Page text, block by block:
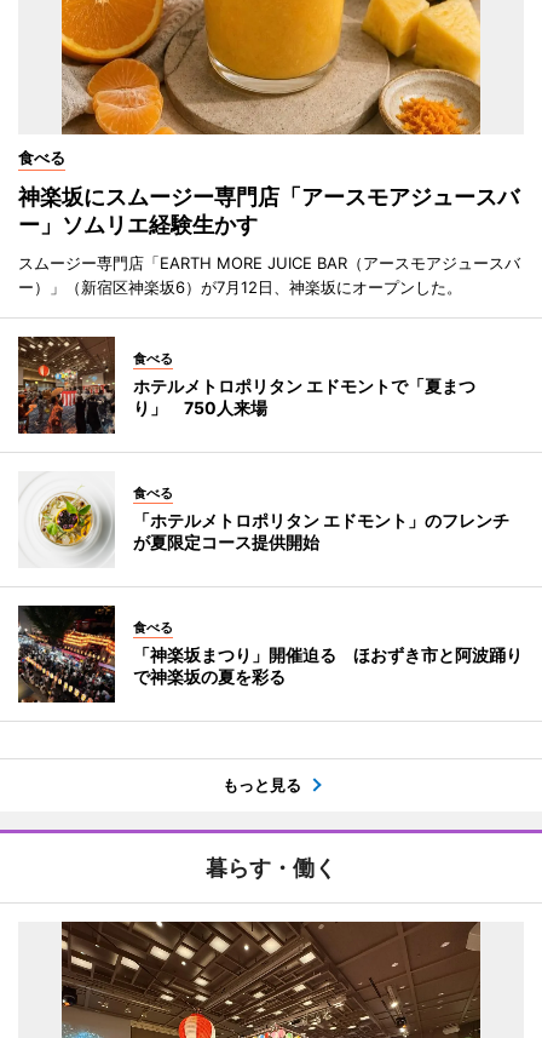
食べる
神楽坂にスムージー専門店「アースモアジュースバ
ー」ソムリエ経験生かす
スムージー専門店「EARTH MORE JUICE BAR（アースモアジュースバ
ー）」（新宿区神楽坂6）が7月12日、神楽坂にオープンした。
食べる
ホテルメトロポリタン エドモントで「夏まつ
り」 750人来場
食べる
「ホテルメトロポリタン エドモント」のフレンチ
が夏限定コース提供開始
食べる
「神楽坂まつり」開催迫る ほおずき市と阿波踊り
で神楽坂の夏を彩る
もっと見る
暮らす・働く